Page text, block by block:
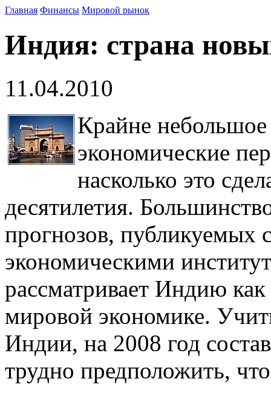
Главная Финансы Мировой рынок
Индия: страна
11.04.2010
Крайне
экономические
насколько это
десятилетия.
прогнозов, публикуемых
экономическими
рассматривает Индию
мировой экономике.
Индии, на 2008 год
трудно предположить,